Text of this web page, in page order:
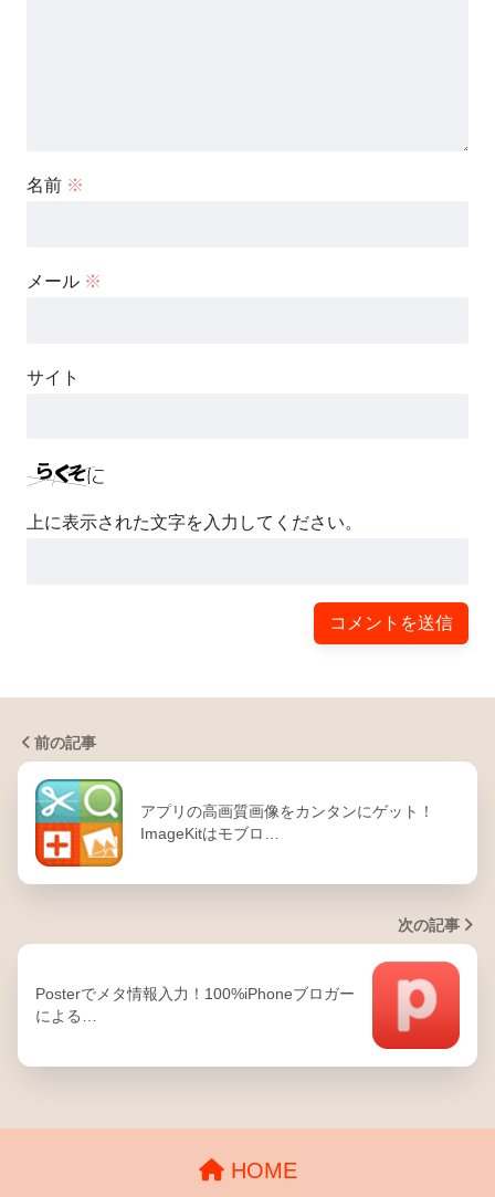
名前 ※
メール ※
サイト
上に表示された文字を入力してください。
前の記事
アプリの高画質画像をカンタンにゲット！
ImageKitはモブロ…
次の記事
Posterでメタ情報入力！100%iPhoneブロガー
による…
HOME